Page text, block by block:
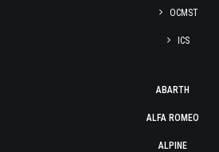
OCMST
ICS
ABARTH
ALFA ROMEO
ALPINE